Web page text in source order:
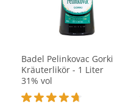
Badel Pelinkovac Gorki
Kräuterlikör - 1 Liter
31% vol